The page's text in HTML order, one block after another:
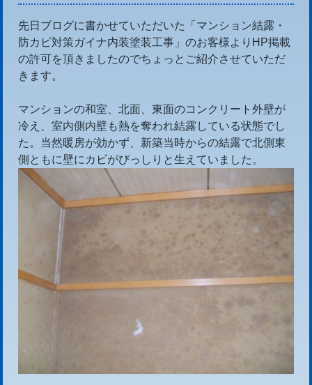
先日ブログに書かせていただいた「マンション結露・
防カビ対策ガイナ内装塗装工事」のお客様よりHP掲載
の許可を頂きましたのでちょっとご紹介させていただ
きます。
マンションの和室、北面、東面のコンクリート外壁が
冷え、室内側内壁も熱を奪われ結露している状態でし
た。当然暖房が効かず、新築当時からの結露で北側東
側ともに壁にカビがびっしりと生えていました。